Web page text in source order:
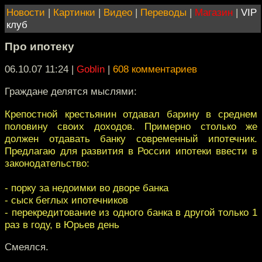
Новости | Картинки | Видео | Переводы | Магазин | VIP
клуб
Про ипотеку
06.10.07 11:24 | Goblin | 608 комментариев
Граждане делятся мыслями:
Крепостной крестьянин отдавал барину в среднем
половину своих доходов. Примерно столько же
должен отдавать банку современный ипотечник.
Предлагаю для развития в России ипотеки ввести в
законодательство:
- порку за недоимки во дворе банка
- сыск беглых ипотечников
- перекредитование из одного банка в другой только 1
раз в году, в Юрьев день
Смеялся.